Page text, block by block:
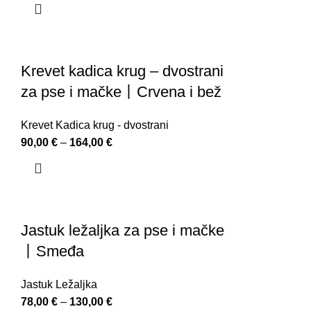
Krevet kadica krug – dvostrani
za pse i mačke丨Crvena i bež
Krevet Kadica krug - dvostrani
90,00 € – 164,00 €
Jastuk ležaljka za pse i mačke
丨Smeđa
Jastuk Ležaljka
78,00 € – 130,00 €